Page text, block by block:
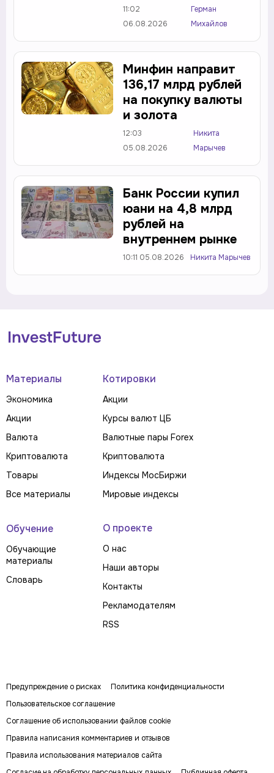
11:02
06.08.2026
Герман
Михайлов
Минфин направит
136,17 млрд рублей
на покупку валюты
и золота
12:03
05.08.2026
Никита
Марычев
Банк России купил
юани на 4,8 млрд
рублей на
внутреннем рынке
10:11 05.08.2026 Никита Марычев
Материалы
Экономика
Акции
Валюта
Криптовалюта
Товары
Все материалы
Котировки
Акции
Курсы валют ЦБ
Валютные пары Forex
Криптовалюта
Индексы МосБиржи
Мировые индексы
Обучение
Обучающие
материалы
Словарь
О проекте
О нас
Наши авторы
Контакты
Рекламодателям
RSS
Предупреждение о рисках
Политика конфиденциальности
Пользовательское соглашение
Соглашение об использовании файлов cookie
Правила написания комментариев и отзывов
Правила использования материалов сайта